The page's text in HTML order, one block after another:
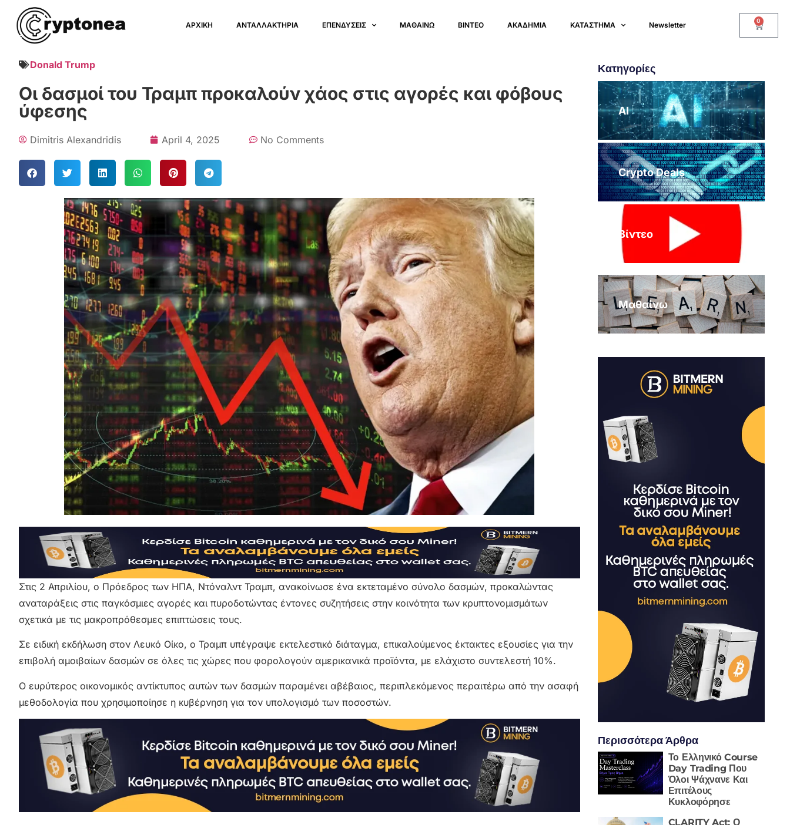
ΑΡΧΙΚΗ ΑΝΤΑΛΛΑΚΤΗΡΙΑ ΕΠΕΝΔΥΣΕΙΣ ΜΑΘΑΙΝΩ ΒΙΝΤΕΟ ΑΚΑΔΗΜΙΑ ΚΑΤΑΣΤΗΜΑ Newsletter 0
Donald Trump
Οι δασμοί του Τραμπ προκαλούν χάος στις αγορές και φόβους
ύφεσης
Dimitris Alexandridis April 4, 2025 No Comments
Στις 2 Απριλίου, ο Πρόεδρος των ΗΠΑ, Ντόναλντ Τραμπ, ανακοίνωσε ένα εκτεταμένο σύνολο δασμών, προκαλώντας
αναταράξεις στις παγκόσμιες αγορές και πυροδοτώντας έντονες συζητήσεις στην κοινότητα των κρυπτονομισμάτων
σχετικά με τις μακροπρόθεσμες επιπτώσεις τους.
Σε ειδική εκδήλωση στον Λευκό Οίκο, ο Τραμπ υπέγραψε εκτελεστικό διάταγμα, επικαλούμενος έκτακτες εξουσίες για την
επιβολή αμοιβαίων δασμών σε όλες τις χώρες που φορολογούν αμερικανικά προϊόντα, με ελάχιστο συντελεστή 10%.
Ο ευρύτερος οικονομικός αντίκτυπος αυτών των δασμών παραμένει αβέβαιος, περιπλεκόμενος περαιτέρω από την ασαφή
μεθοδολογία που χρησιμοποίησε η κυβέρνηση για τον υπολογισμό των ποσοστών.
Κατηγορίες
AI
Crypto Deals
Βίντεο
Μαθαίνω
Περισσότερα Άρθρα
Το Ελληνικό Course
Day Trading Που
Όλοι Ψάχνανε Και
Επιτέλους
Κυκλοφόρησε
CLARITY Act: Ο